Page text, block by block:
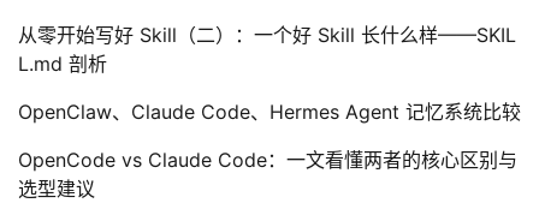
从零开始写好 Skill（二）：一个好 Skill 长什么样——SKIL
L.md 剖析
OpenClaw、Claude Code、Hermes Agent 记忆系统比较
OpenCode vs Claude Code：一文看懂两者的核心区别与
选型建议